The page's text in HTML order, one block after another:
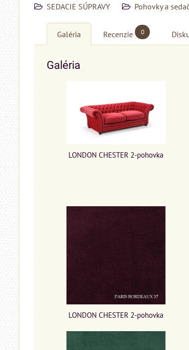
SEDACIE SÚPRAVY Pohovky a
Galéria Recenzie 0
Galéria
LONDON CHESTER 2-pohovka
LONDON CHESTER 2-pohovka